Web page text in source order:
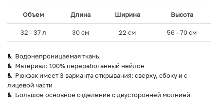
Объем Длина Ширина Высота
32 - 37 л 30 см 22 см 56 - 70 см
Водонепроницаемая ткань
Материал: 100% переработанный нейлон
Рюкзак имеет 3 варианта открывания: сверху, сбоку и с
лицевой части
Большое основное отделение с двусторонней молнией